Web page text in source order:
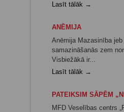
Lasīt tālāk →
ANĒMIJA
Anēmija Mazasinība
samazināšanās zem
Visbiežākā ir...
Lasīt tālāk →
PATEIKSIM SĀPĒM
MFD Veselības centrs